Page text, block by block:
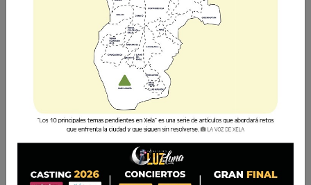
ubicar y recuperar el cuerpo sin vida del
La Voz de Xela 2 Junio 2026 15:14